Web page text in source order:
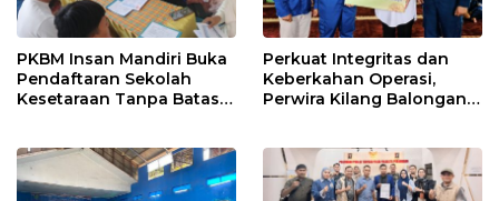
PKBM Insan Mandiri Buka
Pendaftaran Sekolah
Kesetaraan Tanpa Batas
Perkuat Integritas dan
Keberkahan Operasi,
Perwira Kilang Balongan